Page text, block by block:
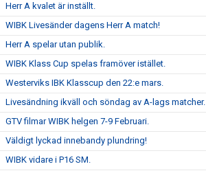
Herr A kvalet är inställt.
WIBK Livesänder dagens Herr A match!
Herr A spelar utan publik.
WIBK Klass Cup spelas framöver istället.
Westerviks IBK Klasscup den 22:e mars.
Livesändning ikväll och söndag av A-lags matcher.
GTV filmar WIBK helgen 7-9 Februari.
Väldigt lyckad innebandy plundring!
WIBK vidare i P16 SM.